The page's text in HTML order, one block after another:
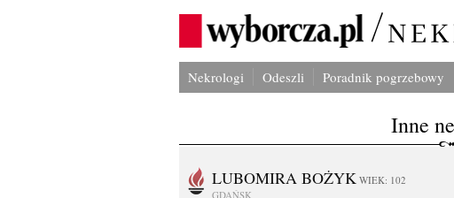
Nekrologi Odeszli Poradnik pogrzebowy
Inne
LUBOMIRA BOŻYK WIEK: 102
GDAŃSK